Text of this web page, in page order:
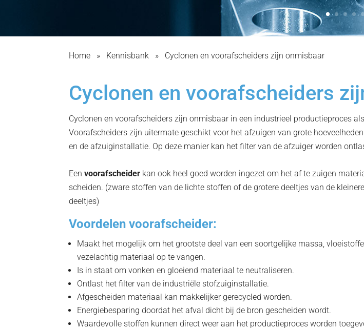
Home » Kennisbank » Cyclonen en voorafscheiders zijn onmisbaar
Cyclonen en voorafscheiders
Cyclonen en voorafscheiders zijn onmisbaar in een industrieel productieproces
Voorafscheiders zijn uitermate geschikt voor het afzuigen van grote
en de afzuiginstallatie. Op deze manier kan het filter van de afzuiger worden
Eenvoorafscheider kan ook heel goed worden ingezet om het af te zuigen
scheiden. (zware stoffen van de lichte stoffen of de grotere deeltjes van de kleinere
deeltjes)
Voordelen voorafscheider:
Maakt het mogelijk om het grootste deel van een soortgelijke massa,
vezelachtig materiaal op te vangen.
Is in staat om vonken en gloeiend materiaal te neutraliseren.
Ontlast het filter van de industriële stofzuiginstallatie.
Afgescheiden materiaal kan makkelijker gerecycled worden.
Energiebesparing doordat het afval dicht bij de bron gescheiden wordt.
Waardevolle stoffen kunnen direct weer aan het productieproces worden